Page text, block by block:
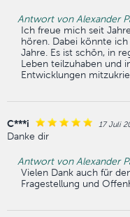
Antwort von Alexander
Ich freue mich seit
hören. Dabei könnte
Jahre. Es ist schön, in
Leben teilzuhaben und
Entwicklungen
C***i 17 Juli
Danke dir
Antwort von Alexander
Vielen Dank auch für
Fragestellung und